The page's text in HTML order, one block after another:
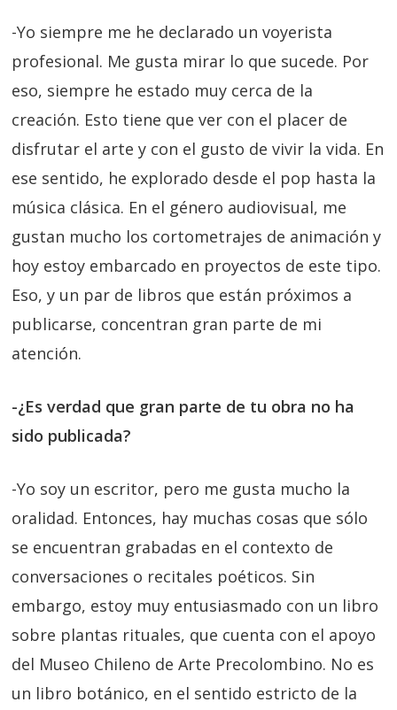
-Yo siempre me he declarado un voyerista
profesional. Me gusta mirar lo que sucede. Por
eso, siempre he estado muy cerca de la
creación. Esto tiene que ver con el placer de
disfrutar el arte y con el gusto de vivir la vida. En
ese sentido, he explorado desde el pop hasta la
música clásica. En el género audiovisual, me
gustan mucho los cortometrajes de animación y
hoy estoy embarcado en proyectos de este tipo.
Eso, y un par de libros que están próximos a
publicarse, concentran gran parte de mi
atención.
-¿Es verdad que gran parte de tu obra no ha
sido publicada?
-Yo soy un escritor, pero me gusta mucho la
oralidad. Entonces, hay muchas cosas que sólo
se encuentran grabadas en el contexto de
conversaciones o recitales poéticos. Sin
embargo, estoy muy entusiasmado con un libro
sobre plantas rituales, que cuenta con el apoyo
del Museo Chileno de Arte Precolombino. No es
un libro botánico, en el sentido estricto de la